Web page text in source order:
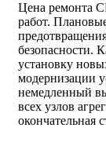
Цена ремонта
работ.
безопасности.
установку
модернизации
немедленный
всех узлов
окончательная